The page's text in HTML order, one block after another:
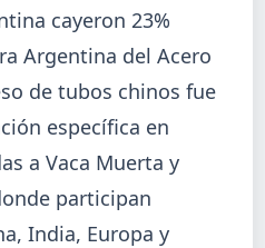
cayeron 23%
Argentina del Acero
de tubos chinos fue
específica en
a Vaca Muerta y
participan
India, Europa y